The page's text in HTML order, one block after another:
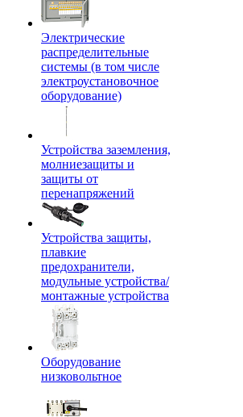
Электрические
распределительные
системы (в том числе
электроустановочное
оборудование)
Устройства заземления,
молниезащиты и
защиты от
перенапряжений
Устройства защиты,
плавкие
предохранители,
модульные устройства/
монтажные устройства
Оборудование
низковольтное